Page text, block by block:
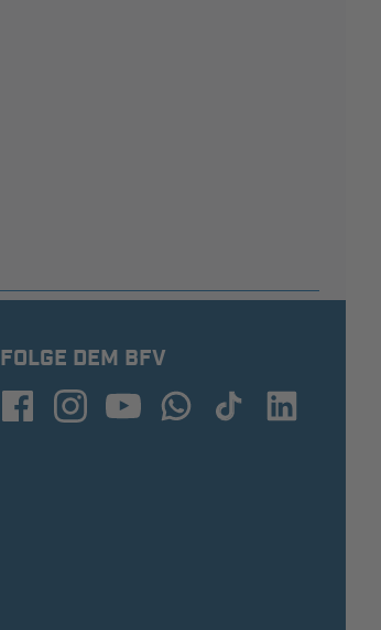
FOLGE DEM BFV